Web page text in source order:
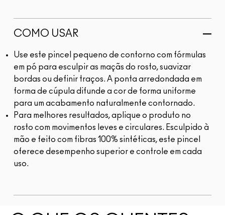
COMO USAR
Use este pincel pequeno de contorno com fórmulas
em pó para esculpir as maçãs do rosto, suavizar
bordas ou definir traços. A ponta arredondada em
forma de cúpula difunde a cor de forma uniforme
para um acabamento naturalmente contornado.
Para melhores resultados, aplique o produto no
rosto com movimentos leves e circulares. Esculpido à
mão e feito com fibras 100% sintéticas, este pincel
oferece desempenho superior e controle em cada
uso.